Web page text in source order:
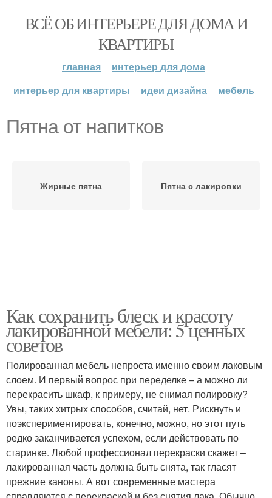
ВСЁ ОБ ИНТЕРЬЕРЕ ДЛЯ ДОМА И
КВАРТИРЫ
главная
интерьер для дома
интерьер для квартиры
идеи дизайна мебель
Пятна от напитков
Жирные пятна Пятна с лакировки
Как сохранить блеск и красоту
лакированной мебели: 5 ценных
советов
Полированная мебель непроста именно своим лаковым
слоем. И первый вопрос при переделке – а можно ли
перекрасить шкаф, к примеру, не снимая полировку?
Увы, таких хитрых способов, считай, нет. Рискнуть и
поэкспериментировать, конечно, можно, но этот путь
редко заканчивается успехом, если действовать по
старинке. Любой профессионал перекраски скажет –
лакированная часть должна быть снята, так гласят
прежние каноны. А вот современные мастера